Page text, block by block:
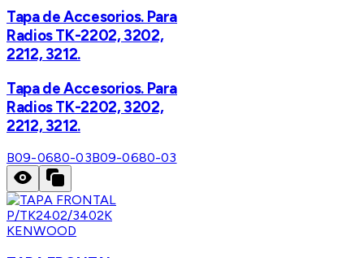
Tapa de Accesorios. Para
Radios TK-2202, 3202,
2212, 3212.
Tapa de Accesorios. Para
Radios TK-2202, 3202,
2212, 3212.
B09-0680-03B09-0680-03
KENWOOD